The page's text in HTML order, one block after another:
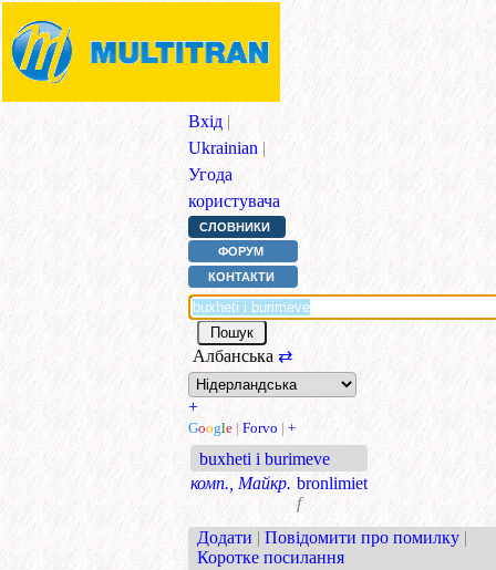
Вхід |
Ukrainian |
Угода
користувача
СЛОВНИКИ
ФОРУМ
КОНТАКТИ
Албанська ⇄
+
Google | Forvo | +
buxheti i burimeve
комп., Майкр. bronlimiet
f
Додати | Повідомити про помилку |
Коротке посилання